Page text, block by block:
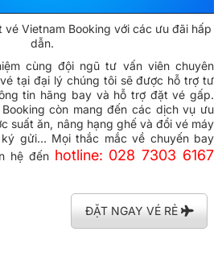
Vietnam Booking với các ưu đãi hấp
dẫn.
cùng đội ngũ tư vấn viên chuyên
tại đại lý chúng tôi sẽ được hỗ trợ tư
tin hãng bay và hỗ trợ đặt vé gấp.
còn mang đến các dịch vụ ưu
suất ăn, nâng hạng ghế và đổi vé máy
gửi… Mọi thắc mắc về chuyến bay
hệ đến hotline: 028 7303 6167
ĐẶT NGAY VÉ RẺ